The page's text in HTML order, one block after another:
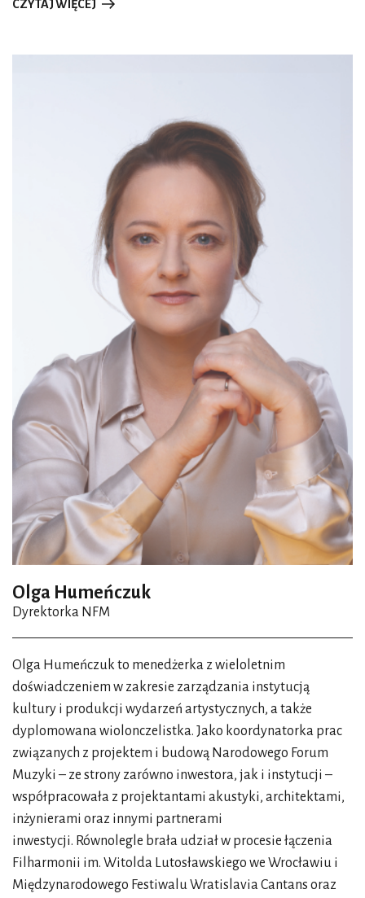
CZYTAJ WIĘCEJ
Olga Humeńczuk
Dyrektorka NFM
Olga Humeńczuk to menedżerka z wieloletnim
doświadczeniem w zakresie zarządzania instytucją
kultury i produkcji wydarzeń artystycznych, a także
dyplomowana wiolonczelistka. Jako koordynatorka prac
związanych z projektem i budową Narodowego Forum
Muzyki – ze strony zarówno inwestora, jak i instytucji –
współpracowała z projektantami akustyki, architektami,
inżynierami oraz innymi partnerami
inwestycji. Równolegle brała udział w procesie łączenia
Filharmonii im. Witolda Lutosławskiego we Wrocławiu i
Międzynarodowego Festiwalu Wratislavia Cantans oraz